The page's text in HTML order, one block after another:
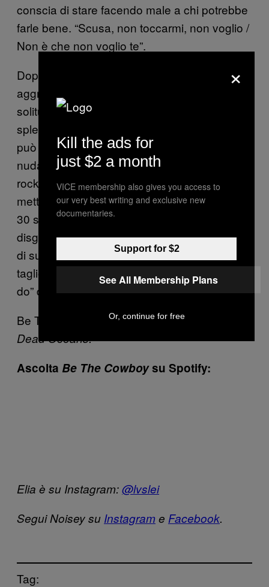
conscia di stare facendo male a chi potrebbe
farle bene. “Scusa, non toccarmi, non voglio /
Non è che non voglio te”.
Dopo aver immaginato matrimoni stantii a cui
aggrapparsi, aver giocato con la sua
solitudine, Mitski crolla definitivamente nella
splendida “Blue Light”. “C’è qualcuno che mi
può baciare? Sto impazzendo / Cammino
nuda, per casa / Argentea, la notte”. Sotto, un
rock impacchianito da un assurdo cowbell
mette quasi a disagio: se non fosse che dopo
30 secondi la musica si rende conto di potersi
disgregare, e quello fa. Si spegne in un muro
di suono, affievolisce fino a morire, e da un
taglio che sembra una bocca esce un “do-do-
do” dolcemente delirante.
Be The Cowboy
è uscito il 17 agosto per
Dead Oceans.
Ascolta Be The Cowboysu Spotify:
Elia è su Instagram:@lvslei
Segui Noisey su Instagrame Facebook.
Tag:
×
Kill the ads for
just $2 a month
VICE membership also gives you access to
our very best writing and exclusive new
documentaries.
Support for $2
See All Membership Plans
Or, continue for free